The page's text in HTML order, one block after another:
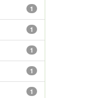
1
1
1
1
1